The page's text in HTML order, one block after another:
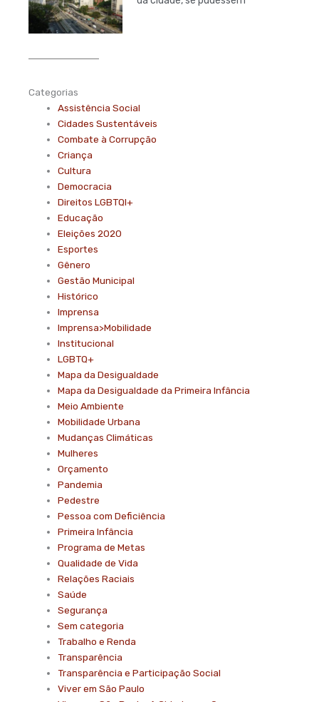
Categorias
Assistência Social
Cidades Sustentáveis
Combate à Corrupção
Criança
Cultura
Democracia
Direitos LGBTQI+
Educação
Eleições 2020
Esportes
Gênero
Gestão Municipal
Histórico
Imprensa
Imprensa>Mobilidade
Institucional
LGBTQ+
Mapa da Desigualdade
Mapa da Desigualdade da Primeira Infância
Meio Ambiente
Mobilidade Urbana
Mudanças Climáticas
Mulheres
Orçamento
Pandemia
Pedestre
Pessoa com Deficiência
Primeira Infância
Programa de Metas
Qualidade de Vida
Relações Raciais
Saúde
Segurança
Sem categoria
Trabalho e Renda
Transparência
Transparência e Participação Social
Viver em São Paulo